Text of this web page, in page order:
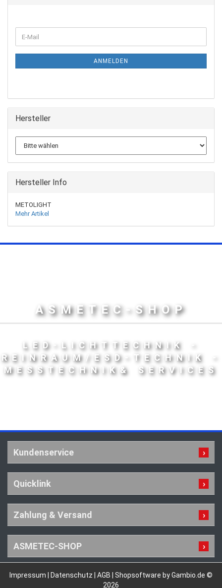
ANMELDEN
Hersteller
Hersteller Info
METOLIGHT
Mehr Artikel
ASMETEC-SHOP
LED-LICHTTECHNIK -
REINRAUM/ESD-TECHNIK -
MESSTECHNIK& SERVICES
Kundenservice
Quicklink
Zahlung & Versand
ASMETEC-SHOP
Impressum Datenschutz AGB
Shopsoftware by Gambio.de ©
2026